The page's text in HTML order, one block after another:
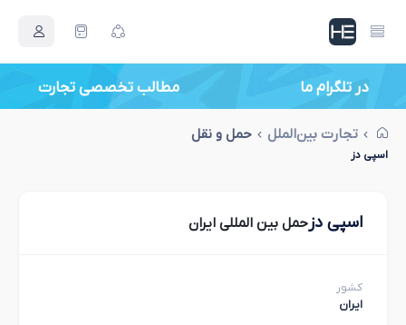
در تلگرام ما مطالب تخصصی تجارت
تجارت بین‌الملل حمل و نقل
اسپی دز
اسپی دز حمل بین المللی ایران
کشور
ایران